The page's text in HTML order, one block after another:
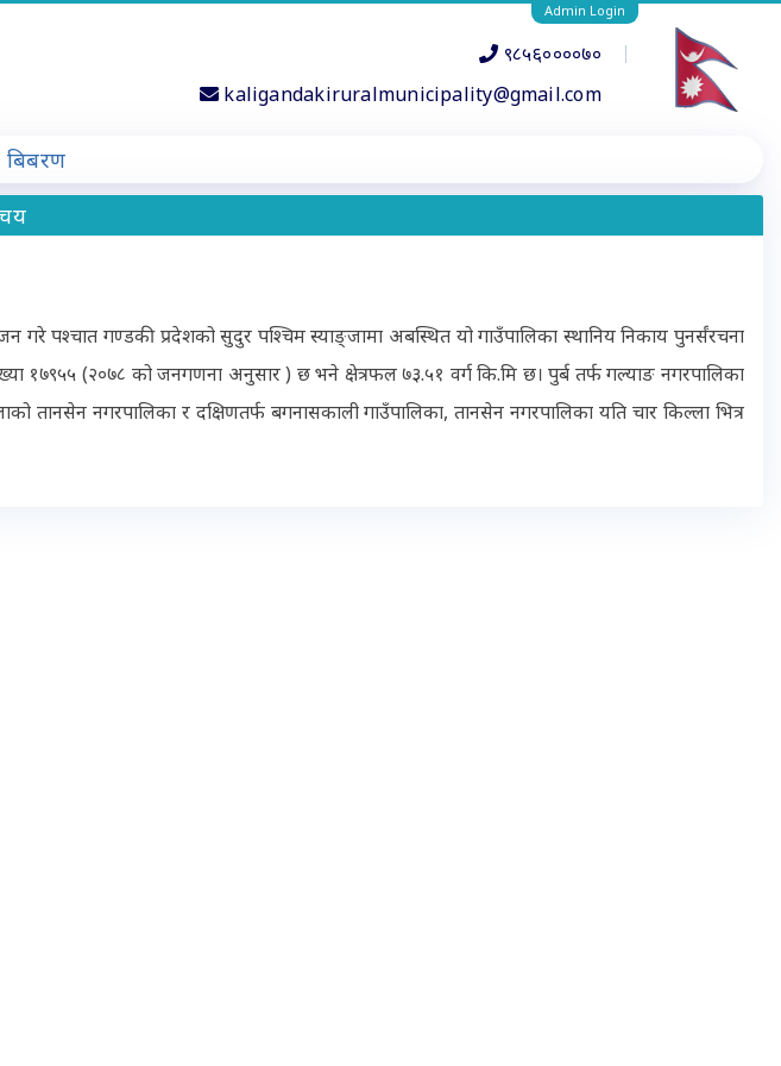
Admin Login
९८५६००००७०
kaligandakiruralmunicipality@gmail.com
बिबरण
गरे पश्चात गण्डकी प्रदेशको सुदुर पश्चिम स्याङ्जामा अबस्थित यो गाउँपालिका स्थानिय निकाय पुनर्संरचना
(२०७८ को जनगणना अनुसार ) छ भने क्षेत्रफल ७३.५१ वर्ग कि.मि छ। पुर्ब तर्फ गल्याङ नगरपालिका
तानसेन नगरपालिका र दक्षिणतर्फ बगनासकाली गाउँपालिका, तानसेन नगरपालिका यति चार किल्ला भित्र